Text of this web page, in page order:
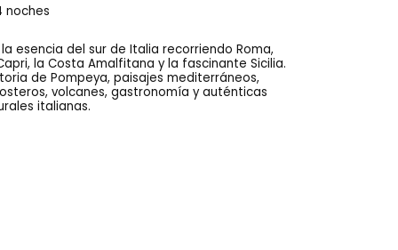
noches
esencia del sur de Italia recorriendo Roma,
la Costa Amalfitana y la fascinante Sicilia.
de Pompeya, paisajes mediterráneos,
volcanes, gastronomía y auténticas
italianas.